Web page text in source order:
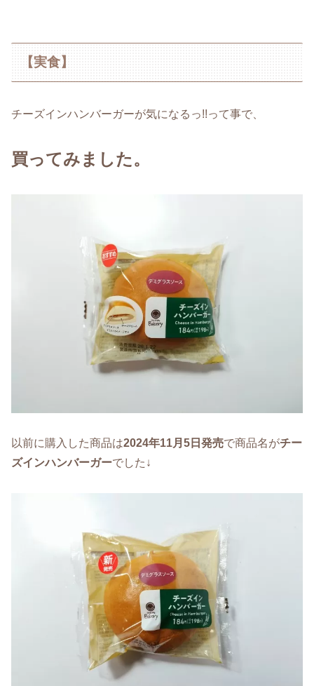
【実食】
チーズインハンバーガーが気になるっ!!って事で、
買ってみました。
以前に購入した商品は2024年11月5日発売で商品名がチー
ズインハンバーガーでした↓